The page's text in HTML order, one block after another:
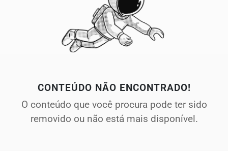
CONTEÚDO NÃO ENCONTRADO!
O conteúdo que você procura pode ter sido
removido ou não está mais disponível.